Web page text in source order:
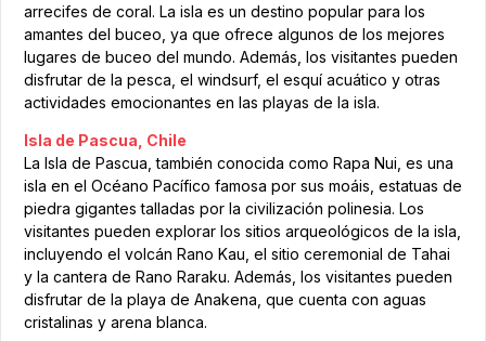
arrecifes de coral. La isla es un destino popular para los
amantes del buceo, ya que ofrece algunos de los mejores
lugares de buceo del mundo. Además, los visitantes pueden
disfrutar de la pesca, el windsurf, el esquí acuático y otras
actividades emocionantes en las playas de la isla.
Isla de Pascua, Chile
La Isla de Pascua, también conocida como Rapa Nui, es una
isla en el Océano Pacífico famosa por sus moáis, estatuas de
piedra gigantes talladas por la civilización polinesia. Los
visitantes pueden explorar los sitios arqueológicos de la isla,
incluyendo el volcán Rano Kau, el sitio ceremonial de Tahai
y la cantera de Rano Raraku. Además, los visitantes pueden
disfrutar de la playa de Anakena, que cuenta con aguas
cristalinas y arena blanca.